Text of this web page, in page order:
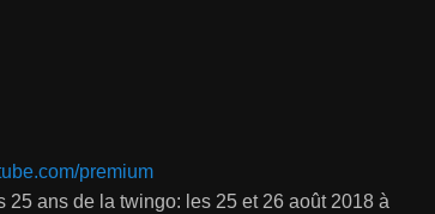
premium
25 ans de la twingo: les 25 et 26 août 2018 à